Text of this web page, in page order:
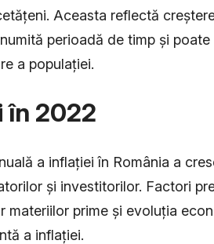
Aceasta reflectă
perioadă de timp și
a populației.
în 2022
a inflației în România a
și investitorilor. Factori
materiilor prime și evoluția
a inflației.